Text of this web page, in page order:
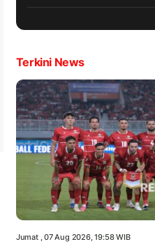
Terkini News
Jumat , 07 Aug 2026, 19:58 WIB